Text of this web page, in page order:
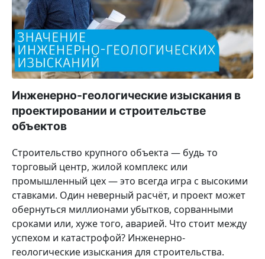
Инженерно-геологические изыскания в
проектировании и строительстве
объектов
Строительство крупного объекта — будь то
торговый центр, жилой комплекс или
промышленный цех — это всегда игра с высокими
ставками. Один неверный расчёт, и проект может
обернуться миллионами убытков, сорванными
сроками или, хуже того, аварией. Что стоит между
успехом и катастрофой? Инженерно-
геологические изыскания для строительства.